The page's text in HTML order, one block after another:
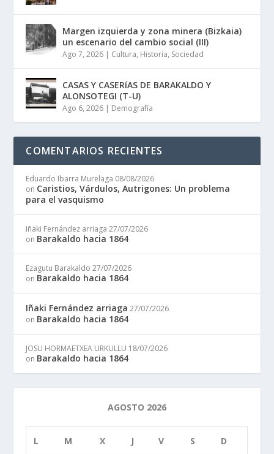
Margen izquierda y zona minera (Bizkaia)
un escenario del cambio social (III)
Ago 7, 2026 | Cultura, Historia, Sociedad
CASAS Y CASERíAS DE BARAKALDO Y
ALONSOTEGI (T-U)
Ago 6, 2026 | Demografía
COMENTARIOS RECIENTES
Eduardo Ibarra Murelaga 08/08/2026
on Caristios, Várdulos, Autrigones: Un problema
para el vasquismo
Iñaki Fernández arriaga 27/07/2026
on Barakaldo hacia 1864
Ezagutu Barakaldo 27/07/2026
on Barakaldo hacia 1864
Iñaki Fernández arriaga 27/07/2026
on Barakaldo hacia 1864
JOSU HORMAETXEA URKULLU 18/07/2026
on Barakaldo hacia 1864
AGOSTO 2026
L M X J V S D